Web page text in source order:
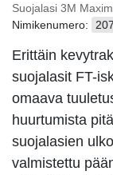
Suojalasi 3M
Nimikenumero:
Erittäin
suojalasit FT-
omaava
huurtumista
suojalasien
valmistettu